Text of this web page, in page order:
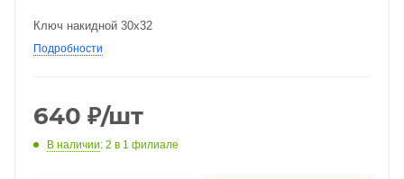
Ключ накидной 30х32
Подробности
640 ₽/шт
В наличии: 2 в 1 филиале